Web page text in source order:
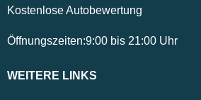
Kostenlose Autobewertung
Öffnungszeiten:9:00 bis 21:00 Uhr
WEITERE LINKS